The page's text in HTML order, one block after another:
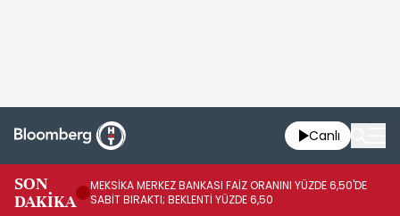
Canlı
SON
DAKİKA
MEKSİKA MERKEZ BANKASI FAİZ ORANINI YÜZDE 6,50'DE
SABİT BIRAKTI; BEKLENTİ YÜZDE 6,50